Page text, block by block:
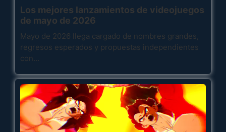
Los mejores lanzamientos de videojuegos
de mayo de 2026
Mayo de 2026 llega cargado de nombres grandes,
regresos esperados y propuestas independientes
con…